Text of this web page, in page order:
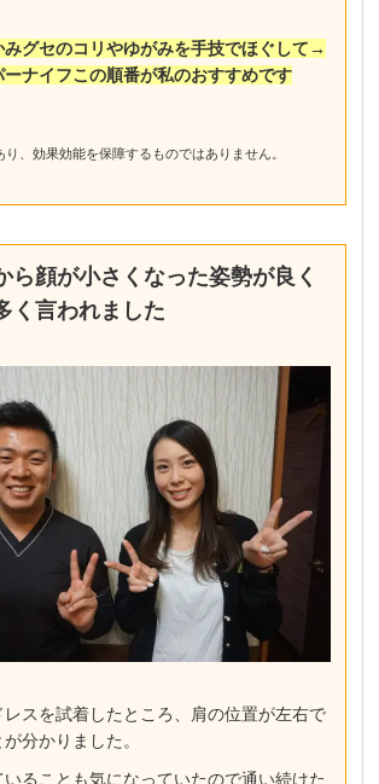
みグセのコリやゆがみを手技でほぐして→
ナイフこの順番が私のおすすめです
り、効果効能を保障するものではありません。
ら顔が小さくなった姿勢が良く
く言われました
スを試着したところ、肩の位置が左右で
分かりました。
ることも気になっていたので通い続けた